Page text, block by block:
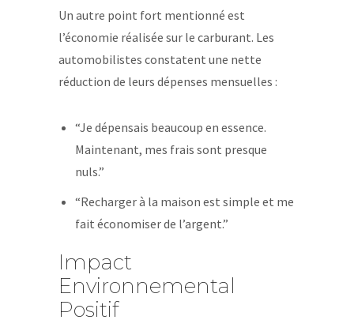
Un autre point fort mentionné est
l’économie réalisée sur le carburant. Les
automobilistes constatent une nette
réduction de leurs dépenses mensuelles :
“Je dépensais beaucoup en essence.
Maintenant, mes frais sont presque
nuls.”
“Recharger à la maison est simple et me
fait économiser de l’argent.”
Impact
Environnemental
Positif